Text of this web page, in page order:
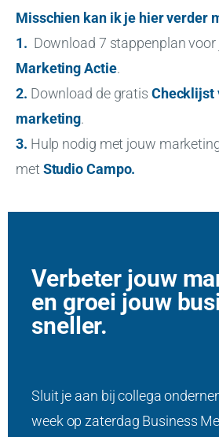
Misschien kan ik je hier verder
1. Download 7 stappenplan
Marketing Actie.
2. Download de gratis Checklijst
marketing.
3. Hulp nodig met jouw
met Studio Campo.
Verbeter jouw
en groei jouw
sneller.
Sluit je aan bij collega
week op zaterdag Business